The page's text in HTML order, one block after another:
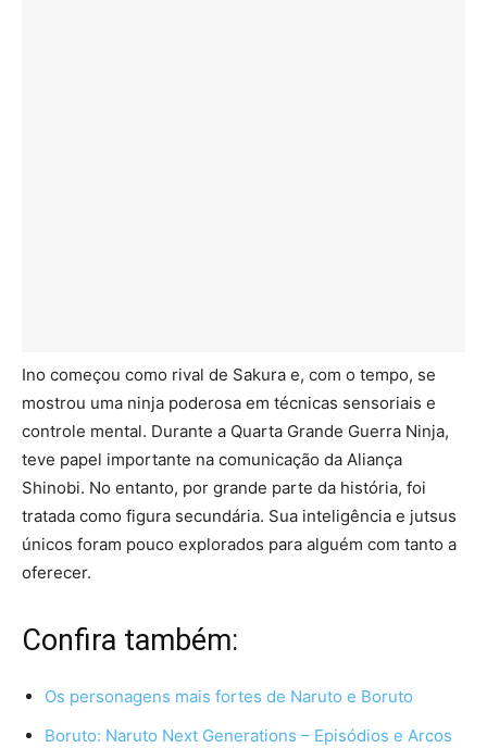
Ino começou como rival de Sakura e, com o tempo, se
mostrou uma ninja poderosa em técnicas sensoriais e
controle mental. Durante a Quarta Grande Guerra Ninja,
teve papel importante na comunicação da Aliança
Shinobi. No entanto, por grande parte da história, foi
tratada como figura secundária. Sua inteligência e jutsus
únicos foram pouco explorados para alguém com tanto a
oferecer.
Confira também:
Os personagens mais fortes de Naruto e Boruto
Boruto: Naruto Next Generations – Episódios e Arcos